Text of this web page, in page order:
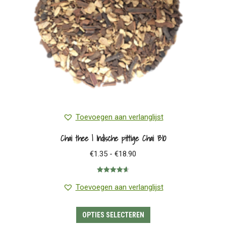
worden
op
de
productpagina
Toevoegen aan verlanglijst
Chai thee | Indische pittige Chai BIO
€1.35 - €18.90
€18.90
4.64uit 5
Toevoegen aan verlanglijst
OPTIES SELECTEREN